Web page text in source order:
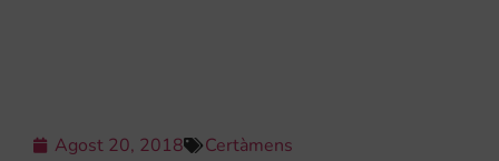
Agost 20, 2018 Certàmens